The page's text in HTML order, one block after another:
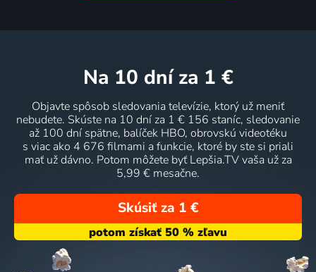
na 10 dní za 1 €
Objavte spôsob sledovania televízie, ktorý už meniť
nebudete. Skúste na 10 dní za 1 € 156 staníc, sledovanie
až 100 dní spätne, balíček HBO, obrovskú videotéku
s viac ako 4 676 filmami a funkcie, ktoré by ste si priali
mať už dávno. Potom môžete byť Lepšia.TV vaša už za
5,99 € mesačne.
Skúsiť za 1 €